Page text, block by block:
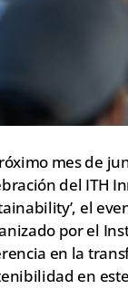
mes de
del ITH
el
por el
en la
en